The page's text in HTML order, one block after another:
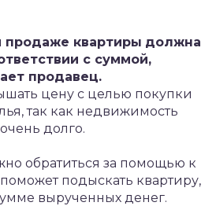
продаже квартиры должна
с суммой,
продавец.
цену с целью покупки
так как недвижимость
долго.
обратиться за помощью к
подыскать квартиру,
вырученных денег.